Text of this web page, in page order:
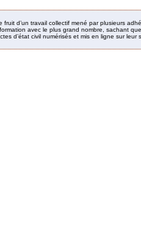
d’un travail collectif mené par plusieurs
avec le plus grand nombre, sachant
d’état civil numérisés et mis en ligne sur